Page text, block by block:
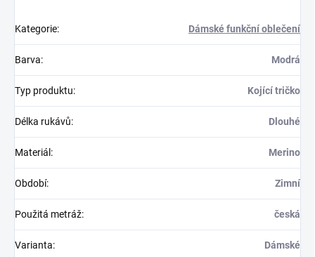
Kategorie: Dámské funkční oblečení
Barva: Modrá
Typ produktu: Kojící tričko
Délka rukávů: Dlouhé
Materiál : Merino
Období: Zimní
Použitá metráž: česká
Varianta: Dámské